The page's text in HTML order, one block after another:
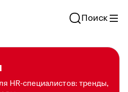
Поиск
HR-специалистов: тренды,